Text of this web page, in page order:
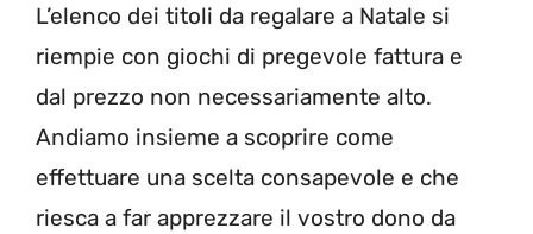
L’elenco dei titoli da regalare a Natale si
riempie con giochi di pregevole fattura e
dal prezzo non necessariamente alto.
Andiamo insieme a scoprire come
effettuare una scelta consapevole e che
riesca a far apprezzare il vostro dono da